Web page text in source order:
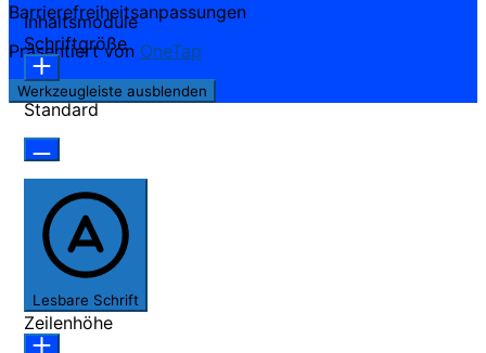
Barrierefreiheitsanpassungen
Präsentiert von OneTap
Werkzeugleiste ausblenden
Inhaltsmodule
Schriftgröße
Standard
Lesbare Schrift
Zeilenhöhe